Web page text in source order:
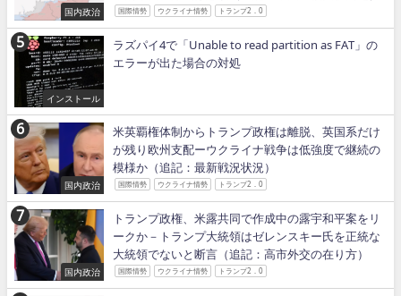
国内政治 国際情勢 ウクライナ情勢 トランプ2．0
インストール
ラズパイ4で「Unable to read partition as FAT」の
エラーが出た場合の対処
国内政治
米英覇権体制からトランプ政権は離脱、英国系だけ
が残り欧州支配ーウクライナ戦争は低強度で継続の
模様か（追記：最新戦況状況）
国際情勢 ウクライナ情勢 トランプ2．0
国内政治
トランプ政権、米露共同で作成中の露宇和平案をリ
ークか－トランプ大統領はゼレンスキー氏を正統な
大統領でないと断言（追記：高市外交の在り方）
国際情勢 ウクライナ情勢 トランプ2．0